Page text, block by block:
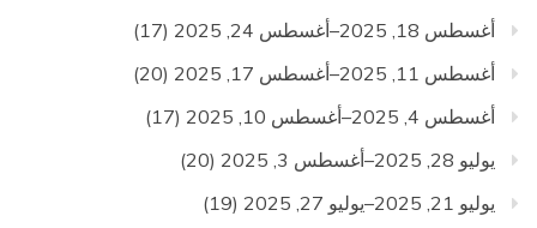
أغسطس 18, 2025–أغسطس 24, 2025
(17)
أغسطس 11, 2025–أغسطس 17, 2025
(20)
أغسطس 4, 2025–أغسطس 10, 2025
(17)
يوليو 28, 2025–أغسطس 3, 2025
(20)
يوليو 21, 2025–يوليو 27, 2025
(19)